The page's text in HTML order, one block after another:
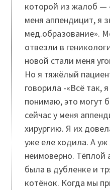
которой из жалоб —
меня аппендицит, я
мед.образование».
отвезли в
новой стали меня
Но я тяжёлый
говорила -«Всё так,
понимаю, это могут
сейчас у меня
хирургию. Я их
уже еле ходила. А
неимоверно. Тёплой
была в дубленке и
котёнок. Когда мы